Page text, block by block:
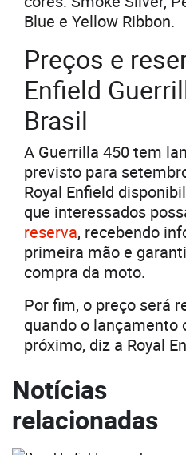
Blue e Yellow Ribbon.
Preços e
Enfield
Brasil
A Guerrilla 450 tem
previsto para
Royal Enfield
que interessados
reserva, recebendo
primeira mão e
compra da moto.
Por fim, o preço será
quando o
próximo, diz a Royal
Notícias
relacionadas